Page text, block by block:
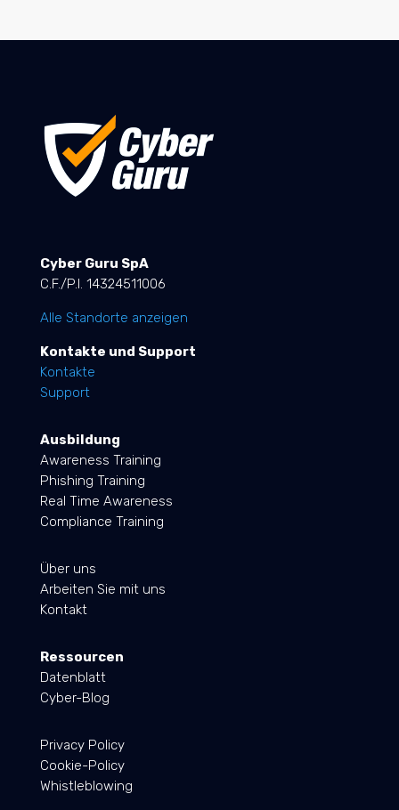
Cyber Guru SpA
C.F./P.I. 14324511006
Alle Standorte anzeigen
Kontakte und Support
Kontakte
Support
Ausbildung
Awareness Training
Phishing Training
Real Time Awareness
Compliance Training
Über uns
Arbeiten Sie mit uns
Kontakt
Ressourcen
Datenblatt
Cyber-Blog
Privacy Policy
Cookie-Policy
Whistleblowing